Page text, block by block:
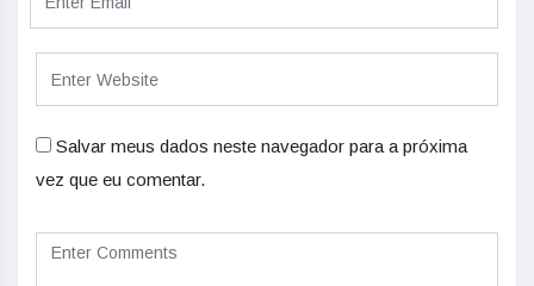
Salvar meus dados neste navegador para a próxima
vez que eu comentar.